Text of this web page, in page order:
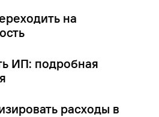
на
ИП: подробная
расходы в